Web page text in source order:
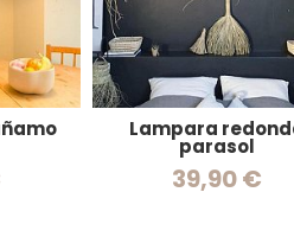
Lampara
parasol
39,90 €